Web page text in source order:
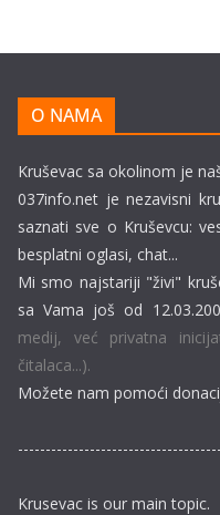
O NAMA
Kruševac sa okolinom je
037info.net je nezavisni
saznati sve o Kruševcu:
besplatni oglasi, chat...
Mi smo najstariji "živi"
sa Vama još od
medij, već privatna
čitalaca...).
Možete nam pomoći
Krusevac is our main topic.